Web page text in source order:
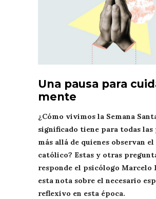
Una pausa para
mente
¿Cómo vivimos la Semana
significado tiene para todas las
más allá de quienes observan
católico? Estas y otras
responde el psicólogo Marcelo
esta nota sobre el necesario
reflexivo en esta época.